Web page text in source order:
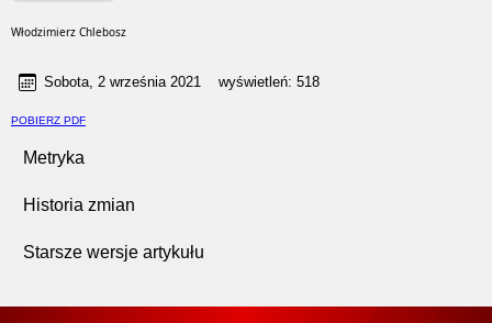
Włodzimierz Chlebosz
Sobota, 2 września 2021 wyświetleń: 518
POBIERZ PDF
Metryka
Historia zmian
Starsze wersje artykułu